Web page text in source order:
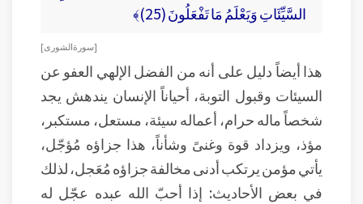
السَّيِّئَاتِ وَيَعْلَمُ مَا تَفْعَلُونَ (25)﴾
[ سورة الشورى ]
هذا أيضاً دليل على أنه من الفضل الإلهي العفو عن
السيئات وقبول التوبة، أحياناً الإنسان يندهش يجد
شخصاً ماله حرام، أعماله سيئة، مستعل، مستكبر،
مؤذ، ويزداد قوة وغنىً وشأناً، هذا جزاؤه مُؤجّل،
يأتي مؤمن يرتكب أدنى مخالفة جزاؤه مُعَجل، لذلك
في بعض الأحاديث: إذا أحبّ الله عبده عجّل له